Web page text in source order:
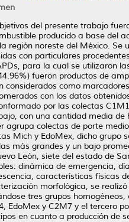
del presente trabajo
producido a base del
región noreste del México. Se
con particulares
para la cual se utilizaron
fueron productos de
considerados como
con los datos
por las colectas
con una cantidad media de
agrupa colectas de porte
Mich y EdoMex, dicho grupo
más grandes y un bajo
León, siete del estado de
dinámica de emergencia,
características físicas
morfológica, se
tres grupos homogéneos,
EdoMex y C2M7 y el tercero
en cuanto a producción de